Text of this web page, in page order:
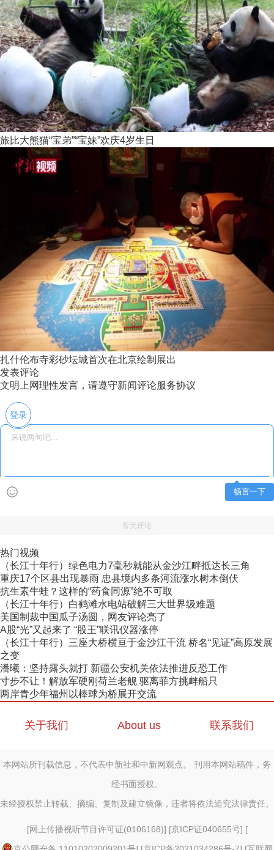
旅比大熊猫“宝弟”“宝妹”欢庆4岁生日
扎什伦布寺彩砂坛城首次在北京绘制展出
发表评论
文明上网理性发言，请遵守新闻评论服务协议
登录
畅言一下
暂无评论
热门视频
（长江十年行）绿色电力7毫秒就能从金沙江畔抵达长三角
重庆17个区县出现暴雨 忠县境内多条河流涨水树木倒伏
抗生素牛蛙？这样的“药食同源”绝不可取
（长江十年行）白鹤滩水电站破解三大世界级难题
美国制裁中国瓜子汤圆，网友评论亮了
A股“光”又起来了 “股王”联讯仪器涨停
（长江十年行）三座大桥横亘于金沙江干流 桥名“见证”高原发展
之变
潘曦：坚持露头就打 新疆公安机关依法推进反恐工作
寸步不让！解放军硬刚荷兰老舰 驱离菲方挑衅船只
两岸青少年福州以棒球为桥展开交流
关于我们 About us 联系我们
本网站所刊载信息，不代表中新社和中新网观点。 刊用本网站稿件，务
经书面授权。
未经授权禁止转载、摘编、复制及建立镜像，违者将依法追究法律责任。
[网上传播视听节目许可证(0106168)] [京ICP证040655号] [